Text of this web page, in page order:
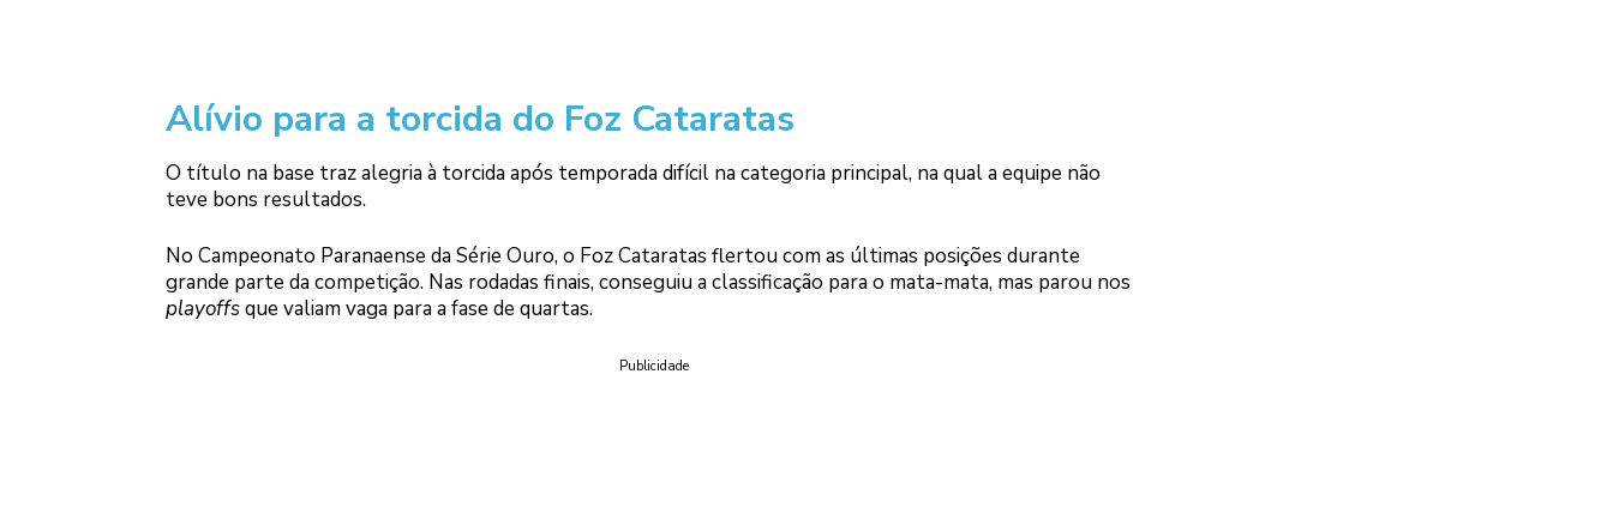
Alívio para a torcida do Foz Cataratas
O título na base traz alegria à torcida após temporada difícil na categoria principal, na qual a equipe não
teve bons resultados.
No Campeonato Paranaense da Série Ouro, o Foz Cataratas flertou com as últimas posições durante
grande parte da competição. Nas rodadas finais, conseguiu a classificação para o mata-mata, mas parou nos
playoffsque valiam vaga para a fase de quartas.
Publicidade